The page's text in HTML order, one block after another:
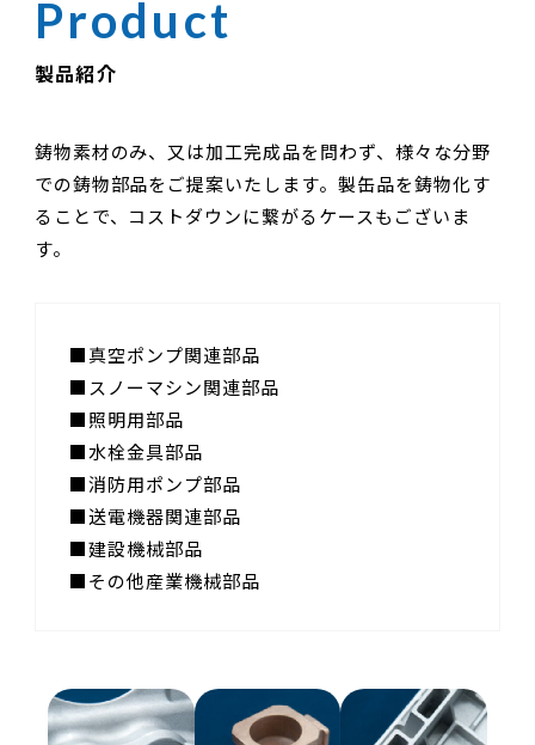
製品紹介
鋳物素材のみ、又は加工完成品を問わず、様々な分野
での鋳物部品をご提案いたします。製缶品を鋳物化す
ることで、コストダウンに繋がるケースもございま
す。
真空ポンプ関連部品
スノーマシン関連部品
照明用部品
水栓金具部品
消防用ポンプ部品
送電機器関連部品
建設機械部品
その他産業機械部品